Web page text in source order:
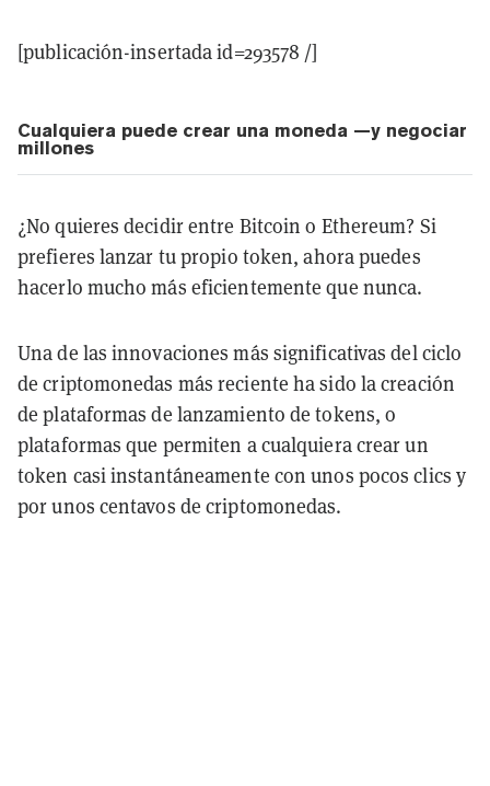
[publicación-insertada id=293578 /]
Cualquiera puede crear una moneda —y negociar
millones
¿No quieres decidir entre Bitcoin o Ethereum? Si
prefieres lanzar tu propio token, ahora puedes
hacerlo mucho más eficientemente que nunca.
Una de las innovaciones más significativas del ciclo
de criptomonedas más reciente ha sido la creación
de plataformas de lanzamiento de tokens, o
plataformas que permiten a cualquiera crear un
token casi instantáneamente con unos pocos clics y
por unos centavos de criptomonedas.